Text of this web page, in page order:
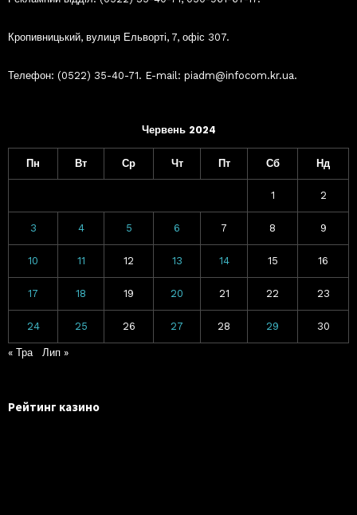
Кропивницький, вулиця Ельворті, 7, офіс 307.
Телефон: (0522) 35-40-71. E-mail: piadm@infocom.kr.ua.
Червень 2024
Пн Вт Ср Чт Пт Сб Нд
1 2
3 4 5 6 7 8 9
10 11 12 13 14 15 16
17 18 19 20 21 22 23
24 25 26 27 28 29 30
« Тра Лип »
Рейтинг казино